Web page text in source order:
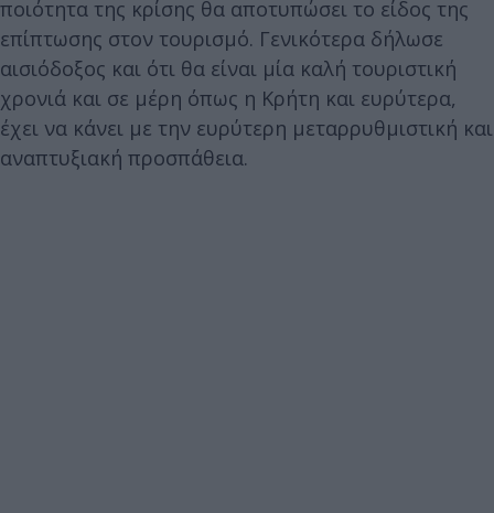
ποιότητα της κρίσης θα αποτυπώσει το είδος της
επίπτωσης στον τουρισμό. Γενικότερα δήλωσε
αισιόδοξος και ότι θα είναι μία καλή τουριστική
χρονιά και σε μέρη όπως η Κρήτη και ευρύτερα,
έχει να κάνει με την ευρύτερη μεταρρυθμιστική και
αναπτυξιακή προσπάθεια.